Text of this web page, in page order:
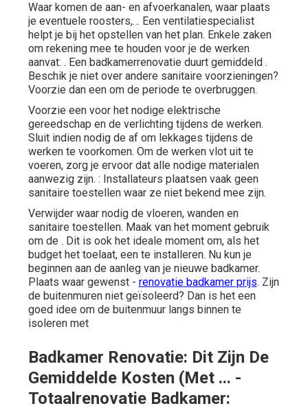
Waar komen de aan- en afvoerkanalen, waar plaats
je eventuele roosters,… Een ventilatiespecialist
helpt je bij het opstellen van het plan. Enkele zaken
om rekening mee te houden voor je de werken
aanvat: . Een badkamerrenovatie duurt gemiddeld .
Beschik je niet over andere sanitaire voorzieningen?
Voorzie dan een om de periode te overbruggen.
Voorzie een voor het nodige elektrische
gereedschap en de verlichting tijdens de werken.
Sluit indien nodig de af om lekkages tijdens de
werken te voorkomen. Om de werken vlot uit te
voeren, zorg je ervoor dat alle nodige materialen
aanwezig zijn. : Installateurs plaatsen vaak geen
sanitaire toestellen waar ze niet bekend mee zijn.
Verwijder waar nodig de vloeren, wanden en
sanitaire toestellen. Maak van het moment gebruik
om de . Dit is ook het ideale moment om, als het
budget het toelaat, een te installeren. Nu kun je
beginnen aan de aanleg van je nieuwe badkamer.
Plaats waar gewenst - renovatie badkamer prijs. Zijn
de buitenmuren niet geïsoleerd? Dan is het een
goed idee om de buitenmuur langs binnen te
isoleren met
Badkamer Renovatie: Dit Zijn De
Gemiddelde Kosten (Met ... -
Totaalrenovatie Badkamer: